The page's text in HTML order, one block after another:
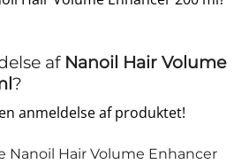
af Nanoil Hair Volume
?
anmeldelse af produktet!
Nanoil Hair Volume Enhancer